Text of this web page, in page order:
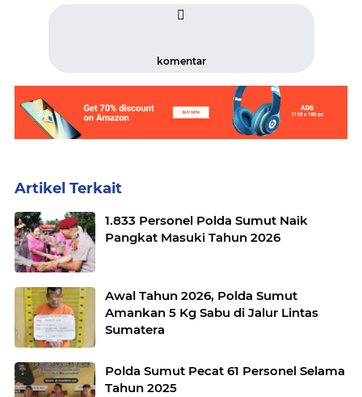
komentar
Artikel Terkait
1.833 Personel Polda Sumut Naik
Pangkat Masuki Tahun 2026
Awal Tahun 2026, Polda Sumut
Amankan 5 Kg Sabu di Jalur Lintas
Sumatera
Polda Sumut Pecat 61 Personel Selama
Tahun 2025